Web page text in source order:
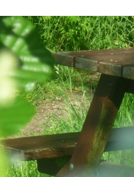
00:00
01:00
02:00
03:00